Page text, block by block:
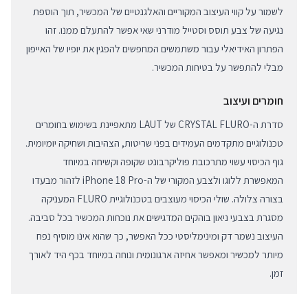
לשמור על קווי העיצוב המקוריים והאלגנטיים של המכשיר, תוך הוספת
נגיעה של צבע תוסס וסטייל מודרני שאי אפשר להתעלם ממנו. זהו
הפתרון האידיאלי עבור משתמשים המחפשים להפגין את יופיו של האייפון
מבלי להתפשר על בטיחות המכשיר.
חומרים ועיצוב
סדרת ה-CRYSTAL FLURO של LAUT מתאפיינת בשימוש בחומרים
טכנולוגיים מתקדמים העמידים בפני שריטות, הצהיבות ושחיקה יומיומית.
גוף הכיסוי עשוי מתרכובת פוליקרבונט שקופה וקשיחה במיוחד
המאפשרת ללוגו ולצבע המקורי של ה-iPhone 18 Pro לזהור מבעדו
בצורה צלולה. שולי הכיסוי מעוצבים בטכנולוגיית FLURO המעניקה
מסגרת בצבעי ניאון בוהקים המדגישים את נוכחות המכשיר בכל סביבה.
העיצוב נשמר דק ומינימליסטי ככל האפשר, כך שהוא אינו מוסיף נפח
מיותר למכשיר ומאפשר אחיזה ארגונומית ונוחה במיוחד בכף היד לאורך
זמן.